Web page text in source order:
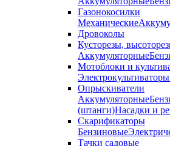
Газонокосилки
Механические
Дровоколы
Кусторезы,
Аккумуляторные
Мотоблоки и
Электрокультиваторы
Опрыскиватели
Аккумуляторные
(штанги)Насадки и
Скарификаторы
Бензиновые
Тачки садовые